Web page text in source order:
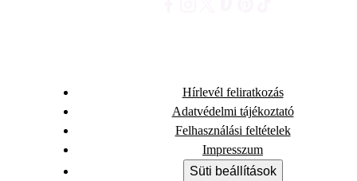
Hírlevél feliratkozás
Adatvédelmi tájékoztató
Felhasználási feltételek
Impresszum
Süti beállítások